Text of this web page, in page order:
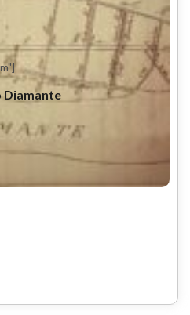
Diamante